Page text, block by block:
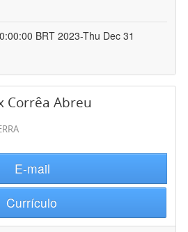
BRT 2023-Thu Dec 31
Corrêa Abreu
E-mail
Currículo